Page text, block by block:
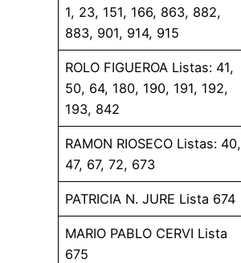
1, 23, 151, 166, 863, 882,
883, 901, 914, 915
ROLO FIGUEROA Listas: 41,
50, 64, 180, 190, 191, 192,
193, 842
RAMON RIOSECO Listas: 40,
47, 67, 72, 673
PATRICIA N. JURE Lista 674
MARIO PABLO CERVI Lista
675